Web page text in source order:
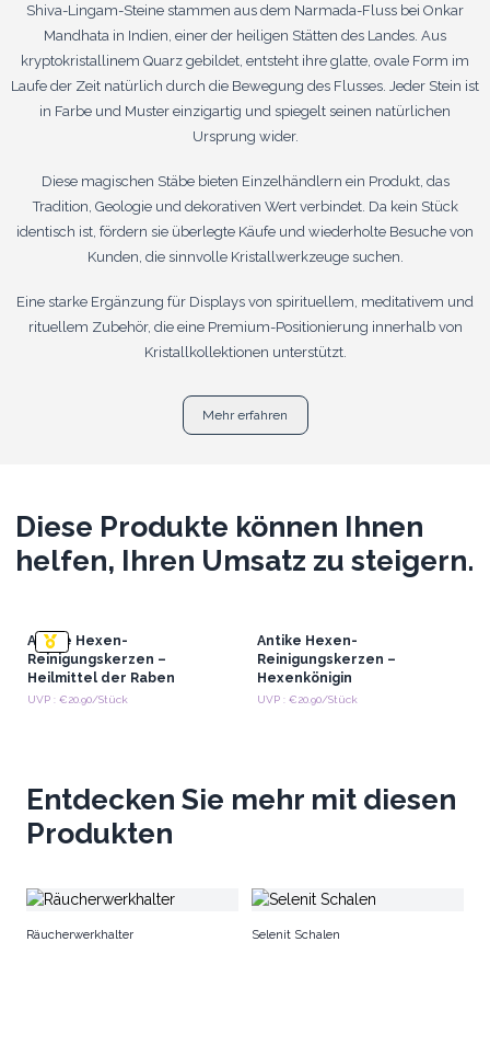
Shiva-Lingam-Steine stammen aus dem Narmada-Fluss bei Onkar
Mandhata in Indien, einer der heiligen Stätten des Landes. Aus
kryptokristallinem Quarz gebildet, entsteht ihre glatte, ovale Form im
Laufe der Zeit natürlich durch die Bewegung des Flusses. Jeder Stein ist
in Farbe und Muster einzigartig und spiegelt seinen natürlichen
Ursprung wider.
Diese magischen Stäbe bieten Einzelhändlern ein Produkt, das
Tradition, Geologie und dekorativen Wert verbindet. Da kein Stück
identisch ist, fördern sie überlegte Käufe und wiederholte Besuche von
Kunden, die sinnvolle Kristallwerkzeuge suchen.
Eine starke Ergänzung für Displays von spirituellem, meditativem und
rituellem Zubehör, die eine Premium-Positionierung innerhalb von
Kristallkollektionen unterstützt.
Mehr erfahren
Diese Produkte können Ihnen
helfen, Ihren Umsatz zu steigern.
Antike Hexen-
Reinigungskerzen –
Heilmittel der Raben
UVP : €20.90/Stück
Antike Hexen-
Reinigungskerzen –
Hexenkönigin
UVP : €20.90/Stück
Entdecken Sie mehr mit diesen
Produkten
Räucherwerkhalter Selenit Schalen